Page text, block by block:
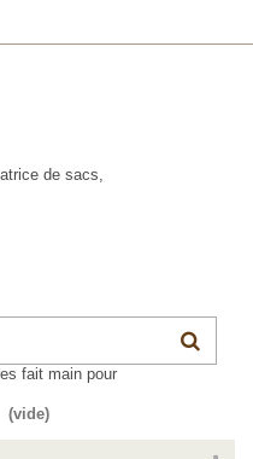
(vide)